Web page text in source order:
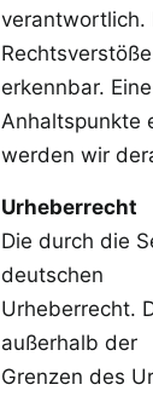
verantwortlich.
erkennbar.
Anhaltspunkte
werden wir
Urheberrecht
Die durch die
deutschen
Urheberrecht.
außerhalb der
Grenzen des